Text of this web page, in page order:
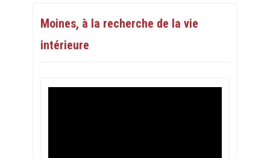
Moines, à la recherche de la vie
intérieure